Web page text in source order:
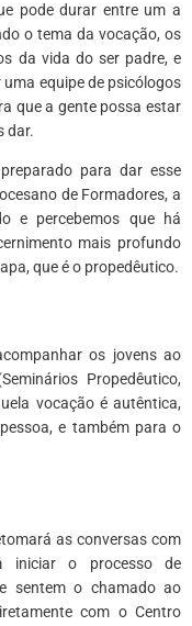
pode durar entre um a
o tema da vocação, os
da vida do ser padre, e
equipe de psicólogos
que a gente possa estar
dar.
para dar esse
de Formadores, a
e percebemos que há
mais profundo
que é o propedêutico.
os jovens ao
Propedêutico,
vocação é autêntica,
e também para o
as conversas com
iniciar o processo de
sentem o chamado ao
com o Centro